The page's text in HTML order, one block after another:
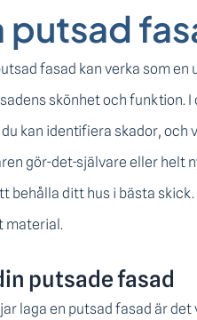
putsad
fasad kan verka som
skönhet och funktion.
kan identifiera skador, och
gör-det-självare eller helt
behålla ditt hus i bästa
material.
putsade fasad
laga en putsad fasad är